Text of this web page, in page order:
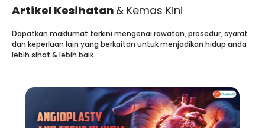
Artikel Kesihatan & Kemas Kini
Dapatkan maklumat terkini mengenai rawatan, prosedur, syarat
dan keperluan lain yang berkaitan untuk menjadikan hidup anda
lebih sihat & lebih baik.